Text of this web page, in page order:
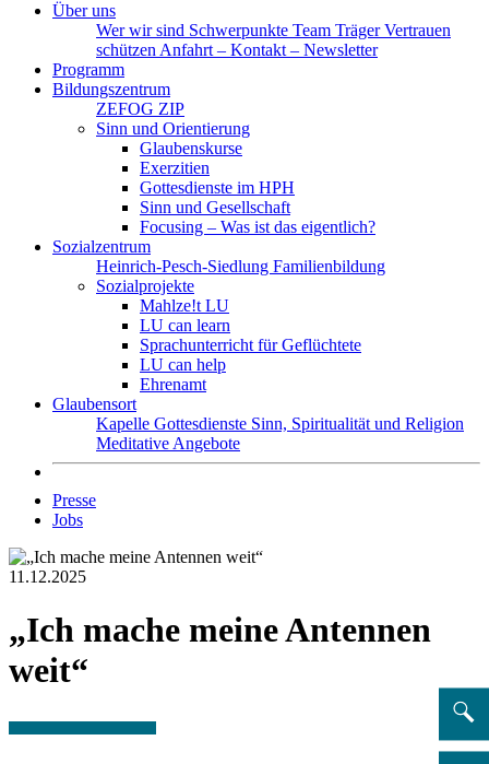
Über uns
Wer wir sind Schwerpunkte Team TrägerVertrauen
schützen Anfahrt – Kontakt – Newsletter
Programm
Bildungszentrum
ZEFOG ZIP
Sinn und Orientierung
Glaubenskurse
Exerzitien
Gottesdienste im HPH
Sinn und Gesellschaft
Focusing – Was ist das eigentlich?
Sozialzentrum
Heinrich-Pesch-Siedlung Familienbildung
Sozialprojekte
Mahlze!t LU
LU can learn
Sprachunterricht für Geflüchtete
LU can help
Ehrenamt
Glaubensort
Kapelle Gottesdienste Sinn, Spiritualität und Religion
Meditative Angebote
Presse
Jobs
11.12.2025
„Ich mache meine Antennen
weit“